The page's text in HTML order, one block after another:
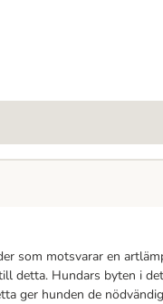
som motsvarar en
detta. Hundars byten i
ger hunden de